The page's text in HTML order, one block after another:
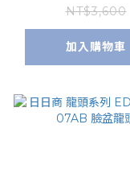
NT$3,600
加入購物車